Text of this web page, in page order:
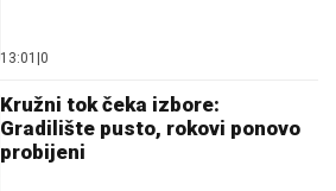
13:01 0
Kružni tok čeka izbore:
Gradilište pusto, rokovi ponovo
probijeni